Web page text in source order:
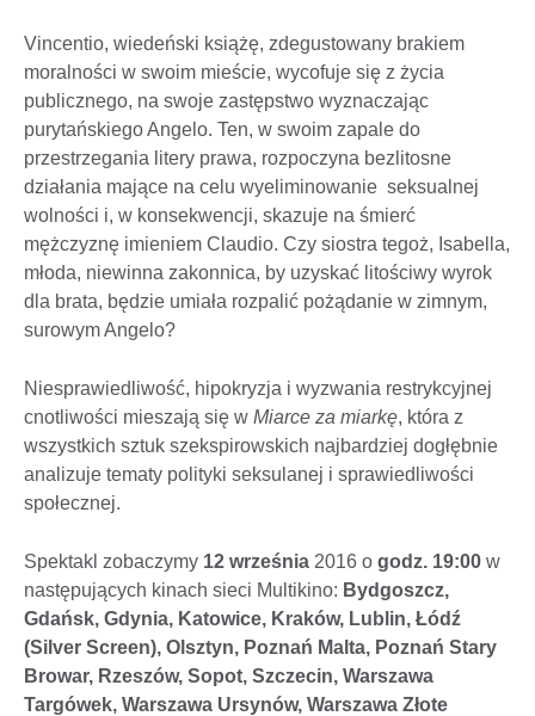
Vincentio, wiedeński książę, zdegustowany brakiem
moralności w swoim mieście, wycofuje się z życia
publicznego, na swoje zastępstwo wyznaczając
purytańskiego Angelo. Ten, w swoim zapale do
przestrzegania litery prawa, rozpoczyna bezlitosne
działania mające na celu wyeliminowanie seksualnej
wolności i, w konsekwencji, skazuje na śmierć
mężczyznę imieniem Claudio. Czy siostra tegoż, Isabella,
młoda, niewinna zakonnica, by uzyskać litościwy wyrok
dla brata, będzie umiała rozpalić pożądanie w zimnym,
surowym Angelo?
Niesprawiedliwość, hipokryzja i wyzwania restrykcyjnej
cnotliwości mieszają się w Miarce za miarkę, która z
wszystkich sztuk szekspirowskich najbardziej dogłębnie
analizuje tematy polityki seksulanej i sprawiedliwości
społecznej.
Spektakl zobaczymy 12 września 2016 o godz. 19:00 w
następujących kinach sieci Multikino: Bydgoszcz,
Gdańsk, Gdynia, Katowice, Kraków, Lublin, Łódź
(Silver Screen), Olsztyn, Poznań Malta, Poznań Stary
Browar, Rzeszów, Sopot, Szczecin, Warszawa
Targówek, Warszawa Ursynów, Warszawa Złote